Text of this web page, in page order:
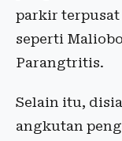
parkir terpusat
seperti
Parangtritis.
Selain itu,
angkutan